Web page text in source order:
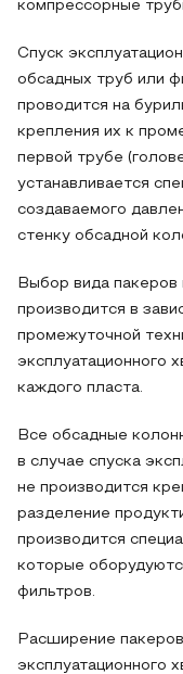
компрессорные
Спуск
обсадных труб или
проводится на
крепления их к
первой трубе
устанавливается
создаваемого
стенку обсадной
Выбор вида пакеров
производится в
промежуточной
эксплуатационного
каждого пласта.
Все обсадные
в случае спуска
не производится
разделение
производится
которые
фильтров.
Расширение
эксплуатационного